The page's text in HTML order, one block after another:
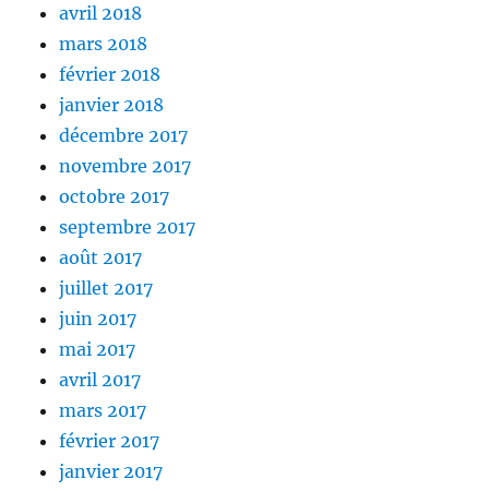
avril 2018
mars 2018
février 2018
janvier 2018
décembre 2017
novembre 2017
octobre 2017
septembre 2017
août 2017
juillet 2017
juin 2017
mai 2017
avril 2017
mars 2017
février 2017
janvier 2017